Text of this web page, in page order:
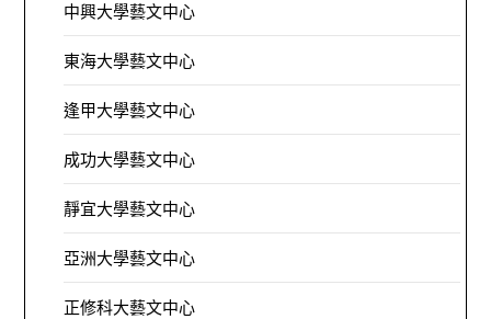
中興大學藝文中心
東海大學藝文中心
逢甲大學藝文中心
成功大學藝文中心
靜宜大學藝文中心
亞洲大學藝文中心
正修科大藝文中心